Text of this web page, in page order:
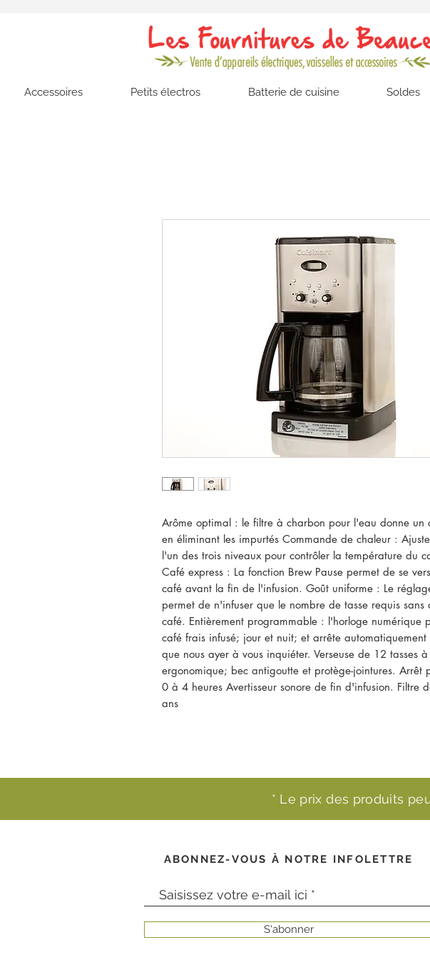
Accessoires Petits électros Batterie de cuisine Soldes
Arôme optimal : le filtre à charbon pour l'eau donne un
en éliminant les impurtés Commande de chaleur :
l'un des trois niveaux pour contrôler la température du
Café express : La fonction Brew Pause permet de se
café avant la fin de l'infusion. Goût uniforme : Le
permet de n'infuser que le nombre de tasse requis sans
café. Entièrement programmable : l'horloge numérique
café frais infusé; jour et nuit; et arrête automatiquement
que nous ayer à vous inquiéter. Verseuse de 12 tasses
ergonomique; bec antigoutte et protège-jointures. Arrêt
0 à 4 heures Avertisseur sonore de fin d'infusion. Filtre
ans
* Le prix des produits
ABONNEZ-VOUS À NOTRE INFOLETTRE
S'abonner